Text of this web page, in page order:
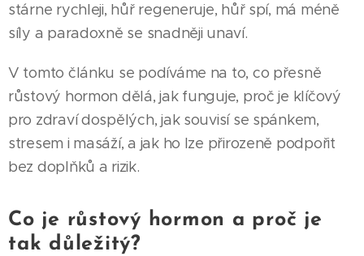
stárne rychleji, hůř regeneruje, hůř spí, má méně
síly a paradoxně se snadněji unaví.
V tomto článku se podíváme na to, co přesně
růstový hormon dělá, jak funguje, proč je klíčový
pro zdraví dospělých, jak souvisí se spánkem,
stresem i masáží, a jak ho lze přirozeně podpořit
bez doplňků a rizik.
Co je růstový hormon a proč je
tak důležitý?